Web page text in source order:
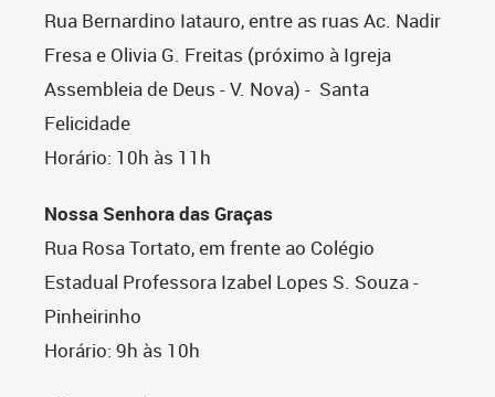
Rua Bernardino Iatauro, entre as ruas Ac. Nadir
Fresa e Olivia G. Freitas (próximo à Igreja
Assembleia de Deus - V. Nova) - Santa
Felicidade
Horário: 10h às 11h
Nossa Senhora das Graças
Rua Rosa Tortato, em frente ao Colégio
Estadual Professora Izabel Lopes S. Souza -
Pinheirinho
Horário: 9h às 10h